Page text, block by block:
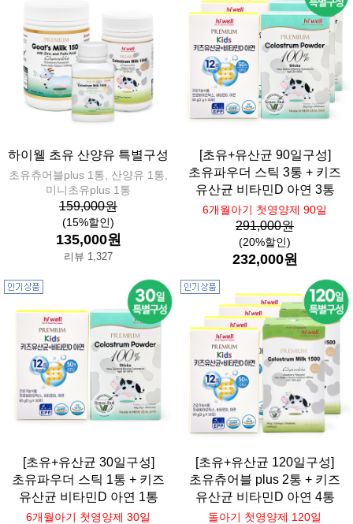
하이웰 초유 산양유 특별구성
초유츄어블plus 1통, 산양유 1통,
미니초유plus 1통
159,000원
(15%할인)
135,000원
리뷰 1,327
[초유+유산균 90일구성]
초유파우더 스틱 3통 + 키즈
유산균 비타민D 아연 3통
6개월아기 첫영양제 90일
291,000원
(20%할인)
232,000원
[초유+유산균 30일구성]
초유파우더 스틱 1통 + 키즈
유산균 비타민D 아연 1통
6개월아기 첫영양제 30일
[초유+유산균 120일구성]
초유츄어블 plus 2통 + 키즈
유산균 비타민D 아연 4통
돌아기 첫영양제 120일